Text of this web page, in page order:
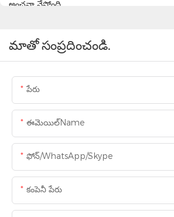
మాతో సంప్రదించండి.
పేరు
ఈమెయిల్Name
ఫోన్/WhatsApp/Skype
కంపెనీ పేరు